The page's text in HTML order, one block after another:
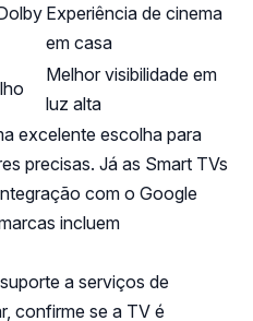
Experiência de cinema
em casa
Melhor visibilidade em
luz alta
excelente escolha para
precisas. Já as Smart TVs
com o Google
incluem
a serviços de
confirme se a TV é